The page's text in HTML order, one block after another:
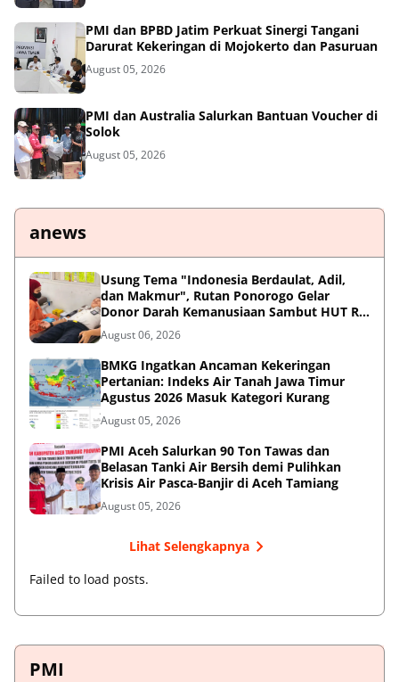
PMI dan BPBD Jatim Perkuat Sinergi Tangani
Darurat Kekeringan di Mojokerto dan Pasuruan
August 05, 2026
PMI dan Australia Salurkan Bantuan Voucher di
Solok
August 05, 2026
anews
Usung Tema "Indonesia Berdaulat, Adil,
dan Makmur", Rutan Ponorogo Gelar
Donor Darah Kemanusiaan Sambut HUT RI
ke-81
August 06, 2026
BMKG Ingatkan Ancaman Kekeringan
Pertanian: Indeks Air Tanah Jawa Timur
Agustus 2026 Masuk Kategori Kurang
August 05, 2026
PMI Aceh Salurkan 90 Ton Tawas dan
Belasan Tanki Air Bersih demi Pulihkan
Krisis Air Pasca-Banjir di Aceh Tamiang
August 05, 2026
Lihat Selengkapnya
Failed to load posts.
PMI